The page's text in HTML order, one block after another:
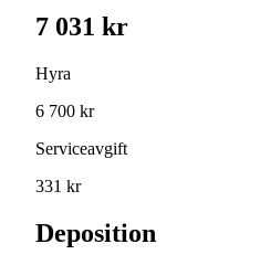
7 031 kr
Hyra
6 700 kr
Serviceavgift
331 kr
Deposition